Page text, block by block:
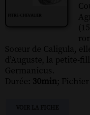
Soœur de Caligula,
d’Auguste, la petite-
Germanicus.
Durée: 30min;